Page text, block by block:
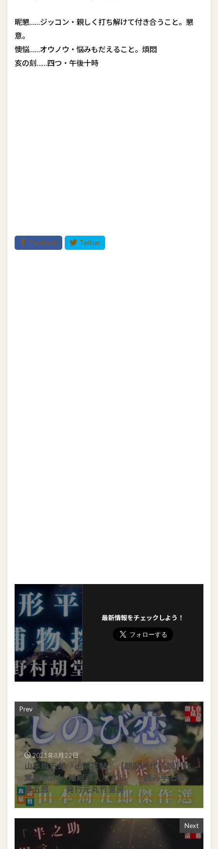
昵懇……ジッコン・親しく打ち解けて付き合うこと。懇
意。
懊悩……オウノウ・悩みもだえること。煩悶
亥の刻……四つ・午後十時
最新情報をチェックしよう！
Prev
2021年8月22日
山本周五郎『山茶花帖』【朗読時代小説】作
業用BGM・睡眠導入などに 読み手七味
春五郎 発行元丸竹書房
Next